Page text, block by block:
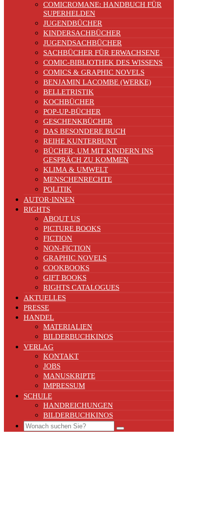
COMICROMANE: HANDBUCH FÜR
SUPERHELDEN
JUGENDBÜCHER
KINDERSACHBÜCHER
JUGENDSACHBÜCHER
SACHBÜCHER FÜR ERWACHSENE
COMIC-BIBLIOTHEK DES WISSENS
COMICS & GRAPHIC NOVELS
BENJAMIN LACOMBE (WERKE)
BELLETRISTIK
KOCHBÜCHER
POP-UP-BÜCHER
GESCHENKBÜCHER
DAS BESONDERE BUCH
REIHE KUNTERBUNT
BÜCHER, UM MIT KINDERN INS
GESPRÄCH ZU KOMMEN
KLIMA & UMWELT
MENSCHENRECHTE
POLITIK
AUTOR·INNEN
RIGHTS
ABOUT US
PICTURE BOOKS
FICTION
NON-FICTION
GRAPHIC NOVELS
COOKBOOKS
GIFT BOOKS
RIGHTS CATALOGUES
AKTUELLES
PRESSE
HANDEL
MATERIALIEN
BILDERBUCHKINOS
VERLAG
KONTAKT
JOBS
MANUSKRIPTE
IMPRESSUM
SCHULE
HANDREICHUNGEN
BILDERBUCHKINOS
Search